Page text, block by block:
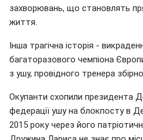
захворювань, що становлять
життя.
Інша трагічна історія -
багаторазового чемпіона
з ушу, провідного тренера
Окупанти схопили президента
федерації ушу на блокпосту в
2015 року через його